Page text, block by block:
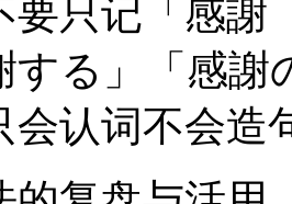
要只记「感謝
する」「感謝
会认词不会造